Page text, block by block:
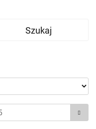
Szukaj